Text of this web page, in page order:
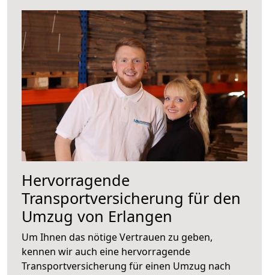
Hervorragende
Transportversicherung für den
Umzug von Erlangen
Um Ihnen das nötige Vertrauen zu geben,
kennen wir auch eine hervorragende
Transportversicherung für einen Umzug nach